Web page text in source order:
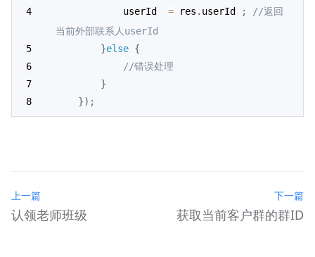
            userId
= res . userId ;
//返回
当前外部联系人userId
}else {
//错误处理
}
}) ;
上一篇
认领老师班级
下一篇
获取当前客户群的群ID